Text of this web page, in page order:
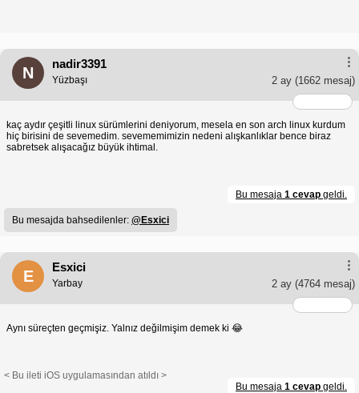
N
nadir3391
2 ay (1662 mesaj)
Yüzbaşı
kaç aydır çeşitli linux sürümlerini deniyorum, mesela en son arch linux kurdum
hiç birisini de sevemedim. sevememimizin nedeni alışkanlıklar bence biraz
sabretsek alışacağız büyük ihtimal.
Bu mesaja 1 cevap geldi.
Bu mesajda bahsedilenler: @Esxici
E
Esxici
2 ay (4764 mesaj)
Yarbay
Aynı süreçten geçmişiz. Yalnız değilmişim demek ki 😂
< Bu ileti iOS uygulamasından atıldı >
Bu mesaja 1 cevap geldi.